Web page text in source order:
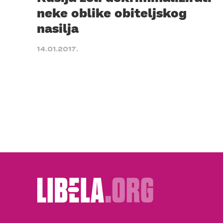
neke oblike obiteljskog
nasilja
14.01.2017.